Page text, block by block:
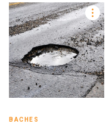
BACHES